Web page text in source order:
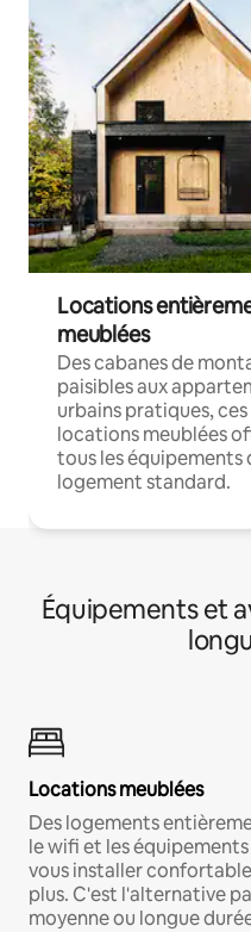
Locations
meublées
Des cabanes de
paisibles aux
urbains pratiques, ces
locations meublées
tous les équipements
logement standard.
Équipements et
Locations meublées
Des logements
le wifi et les
vous installer
plus. C'est l'alternative
moyenne ou longue